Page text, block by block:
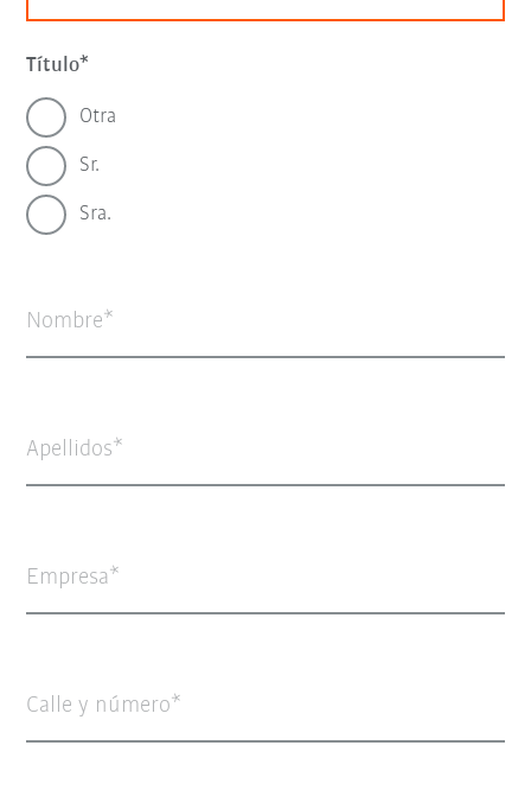
Título
Otra
Sr.
Sra.
Nombre
Apellidos
Empresa
Calle y número